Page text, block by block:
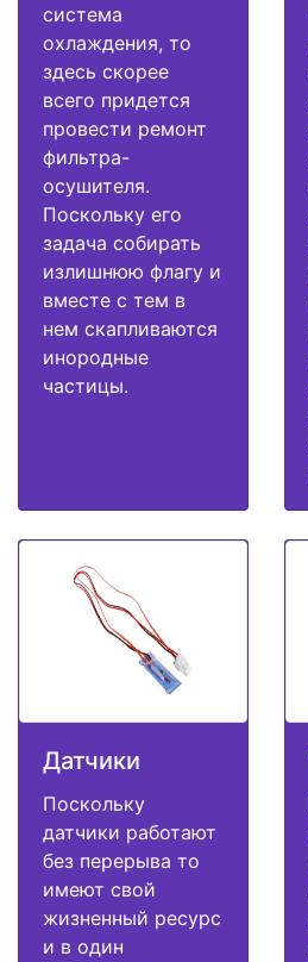
система
охлаждения, то
здесь скорее
всего придется
провести ремонт
фильтра-
осушителя.
Поскольку его
задача собирать
излишнюю флагу и
вместе с тем в
нем скапливаются
инородные
частицы.
Датчики
Поскольку
датчики работают
без перерыва то
имеют свой
жизненный ресурс
и в один